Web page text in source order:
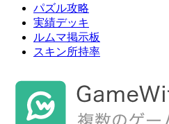
パズル攻略
実績デッキ
ルムマ掲示板
スキン所持率